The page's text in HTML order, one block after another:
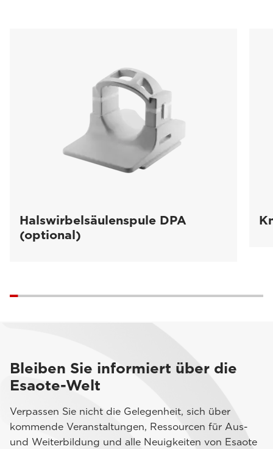
Halswirbelsäulenspule DPA
(optional)
Bleiben Sie informiert über die
Esaote-Welt
Verpassen Sie nicht die Gelegenheit, sich über
kommende Veranstaltungen, Ressourcen für Aus-
und Weiterbildung und alle Neuigkeiten von Esaote